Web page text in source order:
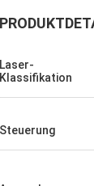
werde zur
Laser-
Klassifikation
Steuerung